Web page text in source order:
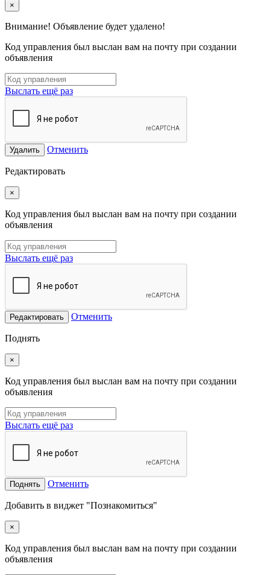
×
Внимание! Объявление будет удалено!
Код управления был выслан вам на почту при создании
объявления
Выслать ещё раз
Удалить Отменить
Редактировать
×
Код управления был выслан вам на почту при создании
объявления
Выслать ещё раз
Редактировать Отменить
Поднять
×
Код управления был выслан вам на почту при создании
объявления
Выслать ещё раз
Поднять Отменить
Добавить в виджет "Познакомиться"
×
Код управления был выслан вам на почту при создании
объявления